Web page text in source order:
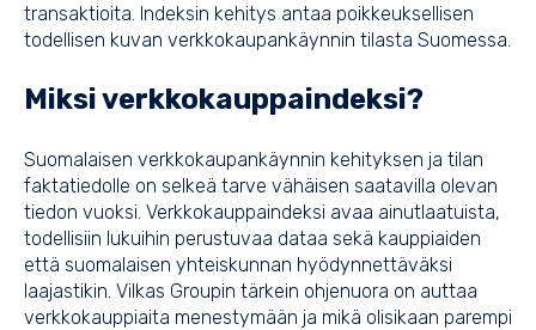
transaktioita. Indeksin kehitys antaa poikkeuksellisen
todellisen kuvan verkkokaupankäynnin tilasta Suomessa.
Miksi verkkokauppaindeksi?
Suomalaisen verkkokaupankäynnin kehityksen ja tilan
faktatiedolle on selkeä tarve vähäisen saatavilla olevan
tiedon vuoksi. Verkkokauppaindeksi avaa ainutlaatuista,
todellisiin lukuihin perustuvaa dataa sekä kauppiaiden
että suomalaisen yhteiskunnan hyödynnettäväksi
laajastikin. Vilkas Groupin tärkein ohjenuora on auttaa
verkkokauppiaita menestymään ja mikä olisikaan parempi